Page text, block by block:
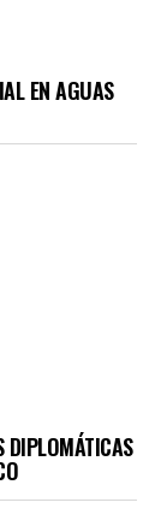
EN AGUAS
DIPLOMÁTICAS